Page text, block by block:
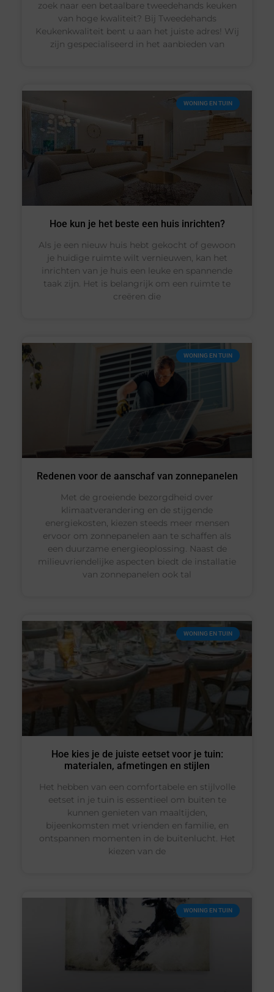
zoek naar een betaalbare tweedehands keuken
van hoge kwaliteit? Bij Tweedehands
Keukenkwaliteit bent u aan het juiste adres! Wij
zijn gespecialiseerd in het aanbieden van
WONING EN TUIN
Hoe kun je het beste een huis inrichten?
Als je een nieuw huis hebt gekocht of gewoon
je huidige ruimte wilt vernieuwen, kan het
inrichten van je huis een leuke en spannende
taak zijn. Het is belangrijk om een ruimte te
creëren die
WONING EN TUIN
Redenen voor de aanschaf van zonnepanelen
Met de groeiende bezorgdheid over
klimaatverandering en de stijgende
energiekosten, kiezen steeds meer mensen
ervoor om zonnepanelen aan te schaffen als
een duurzame energieoplossing. Naast de
milieuvriendelijke aspecten biedt de installatie
van zonnepanelen ook tal
WONING EN TUIN
Hoe kies je de juiste eetset voor je tuin:
materialen, afmetingen en stijlen
Het hebben van een comfortabele en stijlvolle
eetset in je tuin is essentieel om buiten te
kunnen genieten van maaltijden,
bijeenkomsten met vrienden en familie, en
ontspannen momenten in de buitenlucht. Het
kiezen van de
WONING EN TUIN